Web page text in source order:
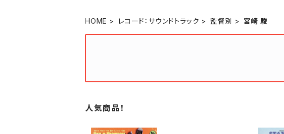
HOME レコード：サウンドトラック 監督別 宮崎 駿
人気商品！